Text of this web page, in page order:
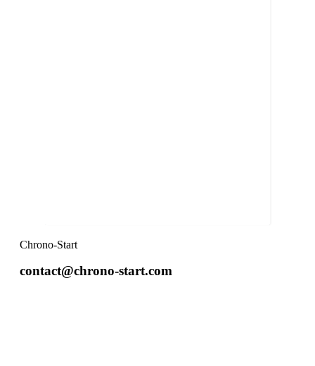
Chrono-Start
contact@chrono-start.com